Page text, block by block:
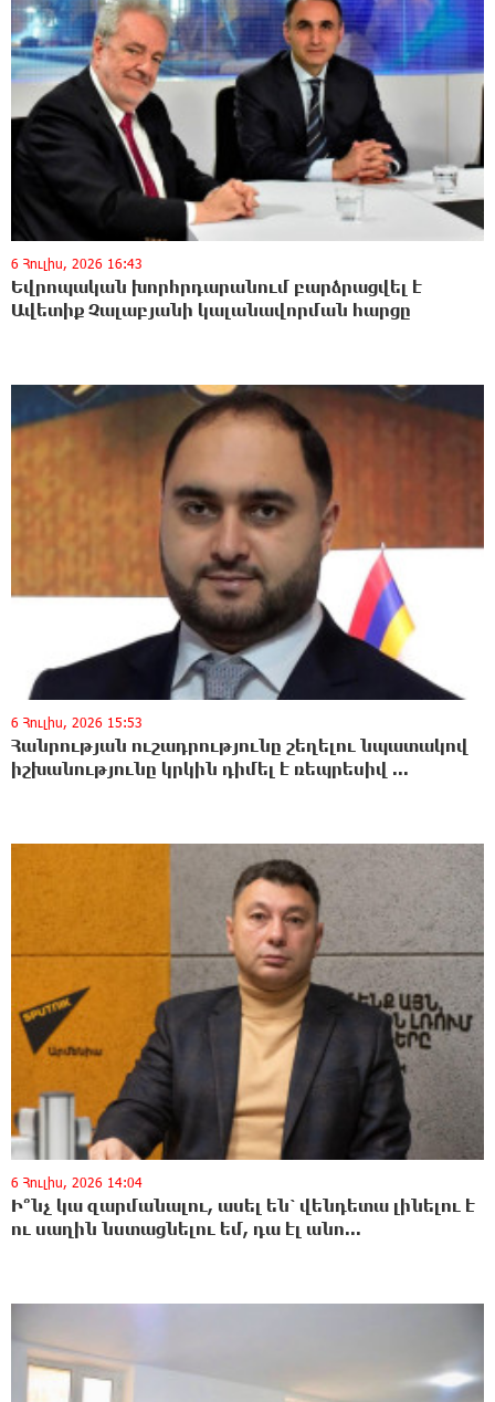
6 Հուլիս, 2026 16:43
Եվրոպական խորհրդարանում բարձրացվել է
Ավետիք Չալաբյանի կալանավորման հարցը
6 Հուլիս, 2026 15:53
Հանրության ուշադրությունը շեղելու նպատակով
իշխանությունը կրկին դիմել է ռեպրեսիվ ...
6 Հուլիս, 2026 14:04
Ի՞նչ կա զարմանալու, ասել են՝ վենդետա լինելու է
ու սաղին նստացնելու եմ, դա էլ անո...